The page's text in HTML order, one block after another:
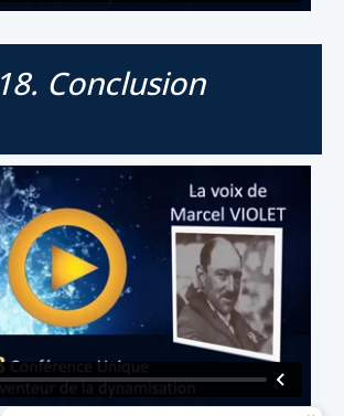
18. Conclusion